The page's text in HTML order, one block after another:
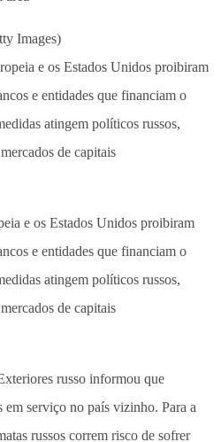
Images)
e os Estados Unidos proibiram
e entidades que financiam o
atingem políticos russos,
de capitais